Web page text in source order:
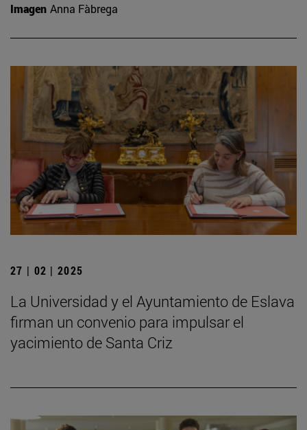
Imagen Anna Fàbrega
27 | 02 | 2025
La Universidad y el Ayuntamiento de Eslava
firman un convenio para impulsar el
yacimiento de Santa Criz